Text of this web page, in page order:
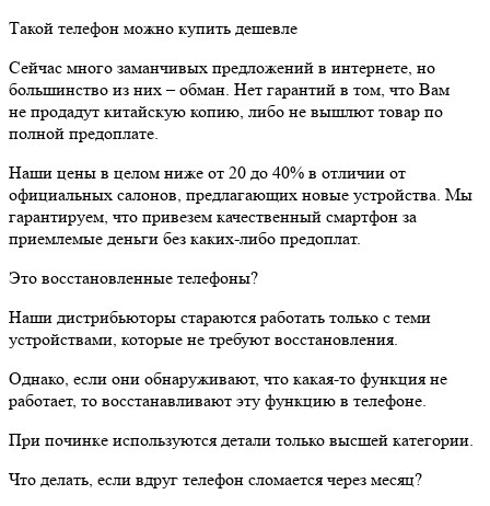
Такой телефон можно купить дешевле
Сейчас много заманчивых предложений в интернете, но
большинство из них – обман. Нет гарантий в том, что Вам
не продадут китайскую копию, либо не вышлют товар по
полной предоплате.
Наши цены в целом ниже от 20 до 40% в отличии от
официальных салонов, предлагающих новые устройства. Мы
гарантируем, что привезем качественный смартфон за
приемлемые деньги без каких-либо предоплат.
Это восстановленные телефоны?
Наши дистрибьюторы стараются работать только с теми
устройствами, которые не требуют восстановления.
Однако, если они обнаруживают, что какая-то функция не
работает, то восстанавливают эту функцию в телефоне.
При починке используются детали только высшей категории.
Что делать, если вдруг телефон сломается через месяц?